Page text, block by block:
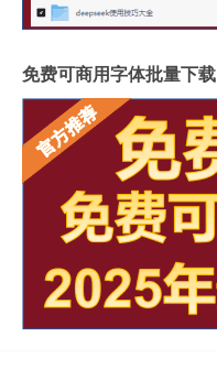
免费可商用字体批量下载